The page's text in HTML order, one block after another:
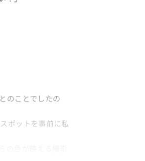
のことでしたの
ポットを事前に私
の色が映える撮影